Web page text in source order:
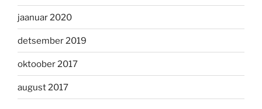
jaanuar 2020
detsember 2019
oktoober 2017
august 2017